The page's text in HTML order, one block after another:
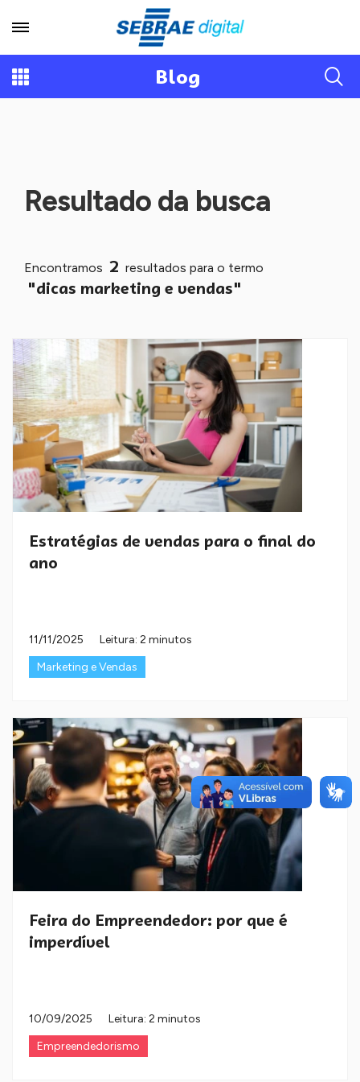
Blog
Resultado da busca
Encontramos 2 resultados para o termo
"dicas marketing e vendas"
Estratégias de vendas para o final do
ano
11/11/2025
Leitura: 2 minutos
Marketing e Vendas
Feira do Empreendedor: por que é
imperdível
10/09/2025
Leitura: 2 minutos
Empreendedorismo